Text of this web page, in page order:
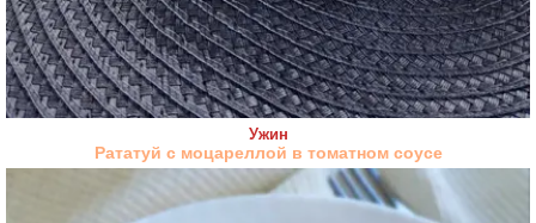
Ужин
Рататуй с моцареллой в томатном соусе